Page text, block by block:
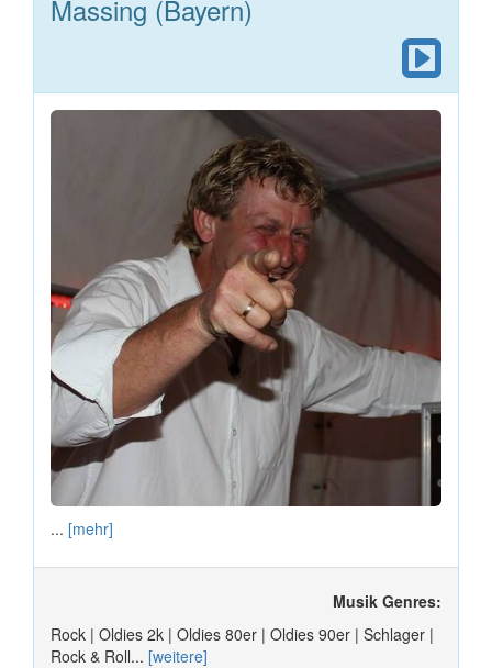
Massing (Bayern)
... [mehr]
Musik Genres:
Rock | Oldies 2k | Oldies 80er | Oldies 90er | Schlager |
Rock & Roll... [weitere]